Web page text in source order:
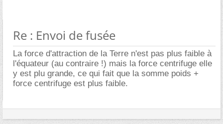
Re : Envoi de fusée
La force d'attraction de la Terre n'est pas plus faible à
l'équateur (au contraire !) mais la force centrifuge elle
y est plu grande, ce qui fait que la somme poids +
force centrifuge est plus faible.